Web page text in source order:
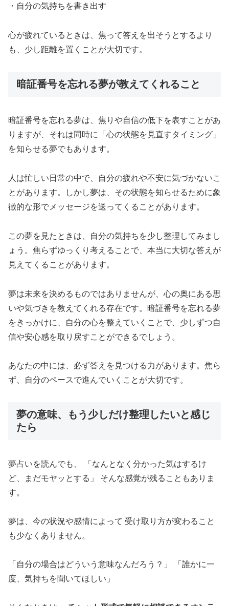
・自分の気持ちを書き出す
心が疲れているときは、焦って答えを出そうとするより
も、少し距離を置くことが大切です。
暗証番号を忘れる夢が教えてくれること
暗証番号を忘れる夢は、焦りや自信の低下を表すことがあ
りますが、それは同時に「心の状態を見直すタイミング」
を知らせる夢でもあります。
人は忙しい日常の中で、自分の疲れや不安に気づかないこ
とがあります。しかし夢は、その状態を知らせるために象
徴的な形でメッセージを送ってくることがあります。
この夢を見たときは、自分の気持ちを少し整理してみまし
ょう。焦らずゆっくり考えることで、本当に大切な答えが
見えてくることがあります。
夢は未来を決めるものではありませんが、心の奥にある思
いや気づきを教えてくれる存在です。暗証番号を忘れる夢
をきっかけに、自分の心を整えていくことで、少しずつ自
信や安心感を取り戻すことができるでしょう。
あなたの中には、必ず答えを見つける力があります。焦ら
ず、自分のペースで進んでいくことが大切です。
夢の意味、もう少しだけ整理したいと感じ
たら
夢占いを読んでも、 「なんとなく分かった気はするけ
ど、まだモヤッとする」 そんな感覚が残ることもありま
す。
夢は、今の状況や感情によって 受け取り方が変わること
も少なくありません。
「自分の場合はどういう意味なんだろう？」 「誰かに一
度、気持ちを聞いてほしい」